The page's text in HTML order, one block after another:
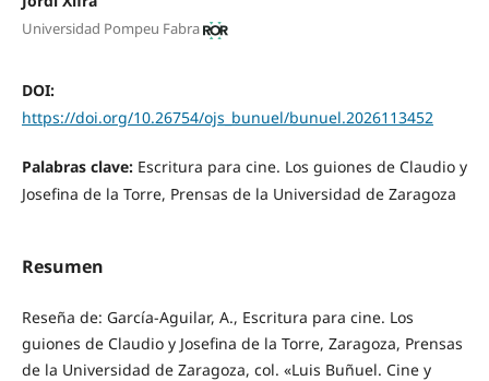
Universidad Pompeu Fabra
DOI:
https://doi.org/10.26754/ojs_bunuel/bunuel.2026113452
Palabras clave: Escritura para cine. Los guiones de Claudio y
Josefina de la Torre, Prensas de la Universidad de Zaragoza
Resumen
Reseña de: García-Aguilar, A., Escritura para cine. Los
guiones de Claudio y Josefina de la Torre, Zaragoza, Prensas
de la Universidad de Zaragoza, col. «Luis Buñuel. Cine y